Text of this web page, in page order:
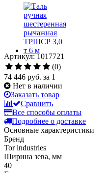
Артикул: 1017721
(0)
74 446 руб. за 1
Нет в наличии
Заказать товар
Сравнить
Все способы оплаты
Подробнее о доставке
Основные характеристики
Бренд
Tor industries
Ширина зева, мм
40